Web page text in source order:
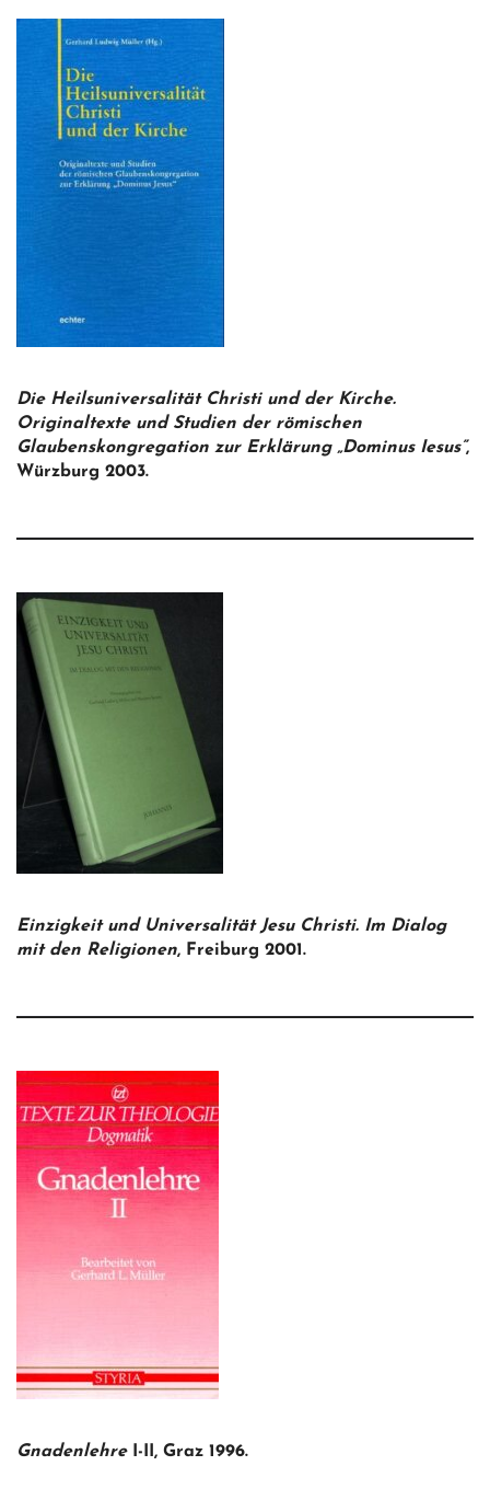
Die Heilsuniversalität Christi und der Kirche.
Originaltexte und Studien der römischen
Glaubenskongregation zur Erklärung „Dominus Iesus”,
Würzburg 2003.
Einzigkeit und Universalität Jesu Christi. Im Dialog
mit den Religionen, Freiburg 2001.
GnadenlehreI-II, Graz 1996.